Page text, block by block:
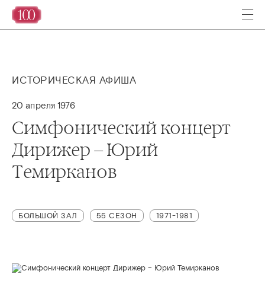
ИСТОРИЧЕСКАЯ АФИША
20 апреля 1976
Симфонический концерт
Дирижер – Юрий
Темирканов
БОЛЬШОЙ ЗАЛ 55 СЕЗОН 1971-1981